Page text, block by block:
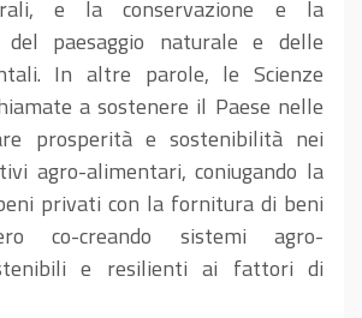
e la conservazione e la
del paesaggio naturale e delle
In altre parole, le Scienze
a sostenere il Paese nelle
prosperità e sostenibilità nei
agro-alimentari, coniugando la
privati con la fornitura di beni
co-creando sistemi agro-
e resilienti ai fattori di